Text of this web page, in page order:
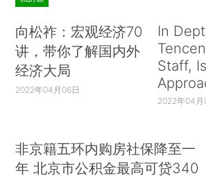
向松祚：宏观经济70
讲，带你了解国内外
经济大局
2022年04月06日
In
Staff,
2022年04月
非京籍五环内购房社保降至一
年 北京市公积金最高可贷340